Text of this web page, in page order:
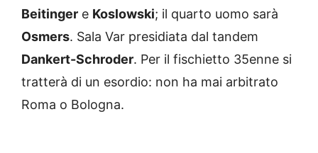
Beitinger e Koslowski; il quarto uomo sarà
Osmers. Sala Var presidiata dal tandem
Dankert-Schroder. Per il fischietto 35enne si
tratterà di un esordio: non ha mai arbitrato
Roma o Bologna.